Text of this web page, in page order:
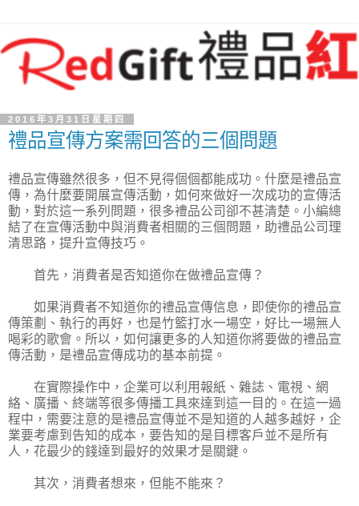
2016年3月31日星期四
禮品宣傳方案需回答的三個問題
禮品宣傳雖然很多，但不見得個個都能成功。什麼是禮品宣
傳，為什麼要開展宣傳活動，如何來做好一次成功的宣傳活
動，對於這一系列問題，很多禮品公司卻不甚清楚。小編總
結了在宣傳活動中與消費者相關的三個問題，助禮品公司理
清思路，提升宣傳技巧。
首先，消費者是否知道你在做禮品宣傳？
如果消費者不知道你的禮品宣傳信息，即使你的禮品宣
傳策劃、執行的再好，也是竹籃打水一場空，好比一場無人
喝彩的歌會。所以，如何讓更多的人知道你將要做的禮品宣
傳活動，是禮品宣傳成功的基本前提。
在實際操作中，企業可以利用報紙、雜誌、電視、網
絡、廣播、終端等很多傳播工具來達到這一目的。在這一過
程中，需要注意的是禮品宣傳並不是知道的人越多越好，企
業要考慮到告知的成本，要告知的是目標客戶並不是所有
人，花最少的錢達到最好的效果才是關鍵。
其次，消費者想來，但能不能來？